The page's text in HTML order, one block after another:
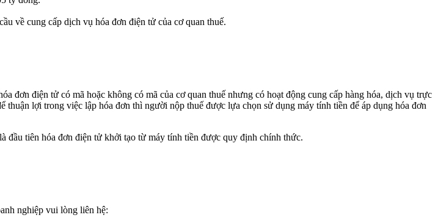
về cung cấp dịch vụ hóa đơn điện tử của cơ quan thuế.
đơn điện tử có mã hoặc không có mã của cơ quan thuế nhưng có hoạt động cung cấp hàng hóa, dịch vụ trực
lợi trong việc lập hóa đơn thì người nộp thuế được lựa chọn sử dụng máy tính tiền để áp dụng hóa đơn
tiên hóa đơn điện tử khởi tạo từ máy tính tiền được quy định chính thức.
nghiệp vui lòng liên hệ: